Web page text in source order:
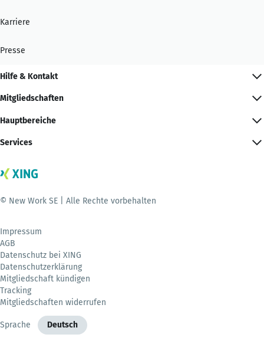
Karriere
Presse
Hilfe & Kontakt
Mitgliedschaften
Hauptbereiche
Services
© New Work SE | Alle Rechte vorbehalten
Impressum
AGB
Datenschutz bei XING
Datenschutzerklärung
Mitgliedschaft kündigen
Tracking
Mitgliedschaften widerrufen
Sprache Deutsch